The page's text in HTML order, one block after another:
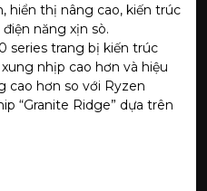
hiển thị nâng cao, kiến trúc
năng xịn sò.
series trang bị kiến trúc
nhịp cao hơn và hiệu
cao hơn so với Ryzen
“Granite Ridge” dựa trên